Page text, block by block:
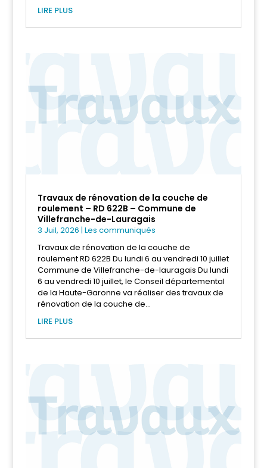
LIRE PLUS
Travaux de rénovation de la couche de
roulement – RD 622B – Commune de
Villefranche-de-Lauragais
3 Juil, 2026 | Les communiqués
Travaux de rénovation de la couche de
roulement RD 622B Du lundi 6 au vendredi 10 juillet
Commune de Villefranche-de-lauragais Du lundi
6 au vendredi 10 juillet, le Conseil départemental
de la Haute-Garonne va réaliser des travaux de
rénovation de la couche de...
LIRE PLUS